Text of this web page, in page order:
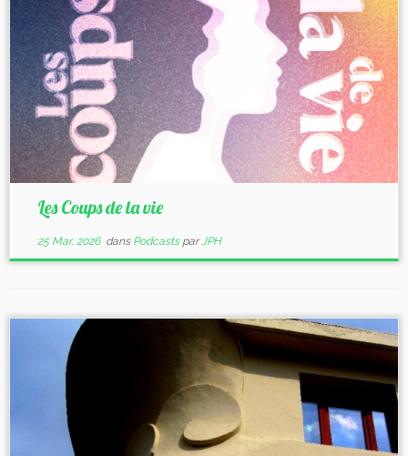
Les Coups de la vie
25 Mar, 2026dans Podcasts parJPH